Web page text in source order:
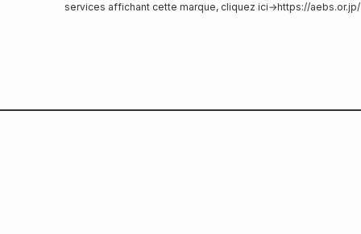
services affichant cette marque, cliquez ici→https://aebs.or.jp/